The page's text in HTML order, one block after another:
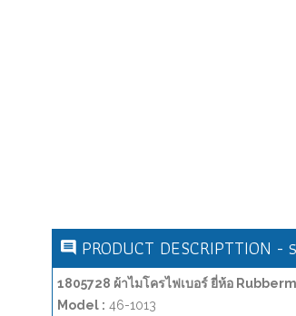
PRODUCT
1805728 ผ้าไมโครไฟเบอร์ ยี่ห้อ
Model : 46-1013